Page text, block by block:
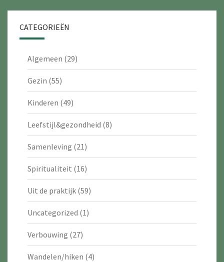
CATEGORIEËN
Algemeen (29)
Gezin (55)
Kinderen (49)
Leefstijl&gezondheid (8)
Samenleving (21)
Spiritualiteit (16)
Uit de praktijk (59)
Uncategorized (1)
Verbouwing (27)
Wandelen/hiken (4)